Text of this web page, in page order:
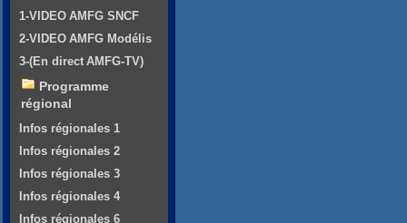
1-VIDEO AMFG SNCF
2-VIDEO AMFG Modélis
3-(En direct AMFG-TV)
Programme
régional
Infos régionales 1
Infos régionales 2
Infos régionales 3
Infos régionales 4
Infos régionales 6